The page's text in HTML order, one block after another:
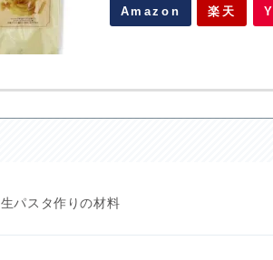
Amazon 楽天
生パスタ作りの材料